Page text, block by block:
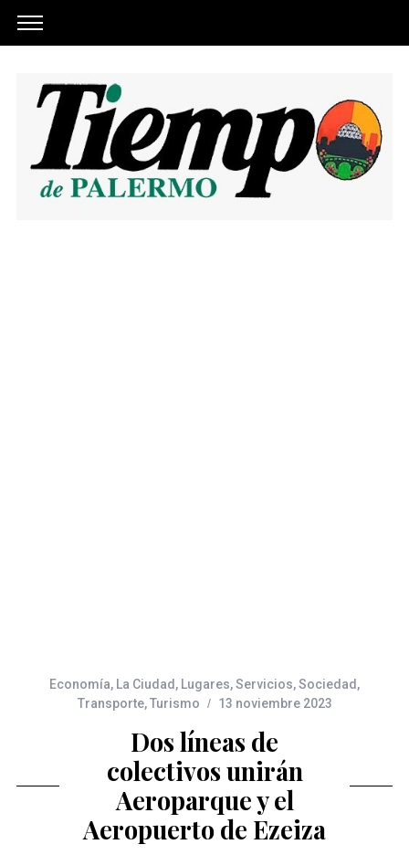
Economía, La Ciudad , Lugares,Servicios,Sociedad ,
Transporte,Turismo 13 noviembre 2023
Dos líneas de
colectivos unirán
Aeroparque y el
Aeropuerto de Ezeiza